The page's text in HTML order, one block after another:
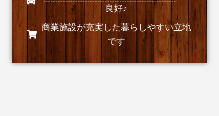
良好♪
商業施設が充実した暮らしやすい立地
です